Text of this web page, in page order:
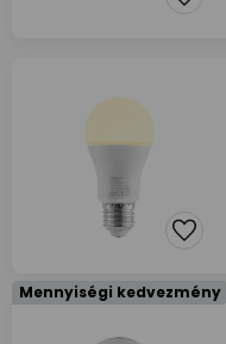
Mennyiségi kedvezmény